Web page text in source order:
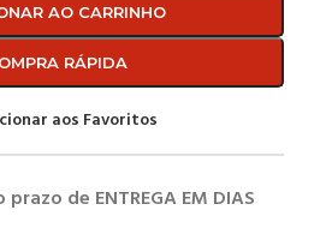
AO CARRINHO
RÁPIDA
aos Favoritos
de ENTREGA EM DIAS